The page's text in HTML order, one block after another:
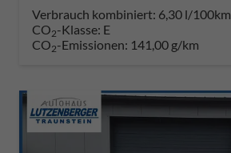
Verbrauch kombiniert: 6,30 l/100km
CO2-Klasse: E
CO2-Emissionen: 141,00 g/km